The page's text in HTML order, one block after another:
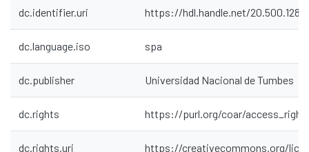
dc.identifier.uri https://hdl.handle.net/
dc.language.iso spa
dc.publisher Universidad Nacional de Tumbes
dc.rights https://purl.org/coar/
dc.rights.uri https://creativecommons.org/